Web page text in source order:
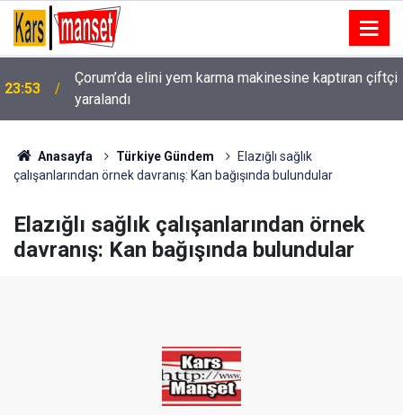
23:53
Çorum’da elini yem karma makinesine kaptıran çiftçi
yaralandı
23:51
Yeni aldığı motosikletle kaza yapan genç hayatını
kaybetti: O anlar kamerada
Anasayfa Türkiye Gündem
Elazığlı sağlık
çalışanlarından örnek davranış: Kan bağışında bulundular
Elazığlı sağlık çalışanlarından örnek
davranış: Kan bağışında bulundular